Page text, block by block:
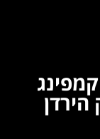
ג'נסיס 2021: קמפינג